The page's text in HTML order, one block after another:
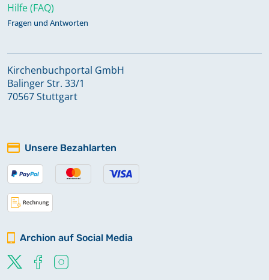
Hilfe (FAQ)
Fragen und Antworten
Kirchenbuchportal GmbH
Balinger Str. 33/1
70567 Stuttgart
Unsere Bezahlarten
Archion auf Social Media